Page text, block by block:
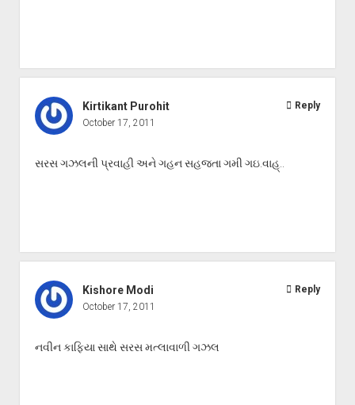
Kirtikant Purohit
October 17, 2011
સરસ ગઝલની પ્રવાહી અને ગહન સહજતા ગમી ગઇ.વાહ્..
Reply
Kishore Modi
October 17, 2011
નવીન કાફિયા સાથે સરસ મત્લાવાળી ગઝલ
Reply